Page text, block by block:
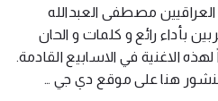
العراقيين مصطفى العبدالله
بأداء رائع و كلمات و الحان
لهذه الاغنية في الاسابيع القادمة.
هنا على موقع دي جي …